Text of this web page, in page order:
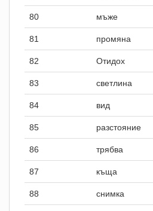
80 мъже
81 промяна
82 Отидох
83 светлина
84 вид
85 разстояние
86 трябва
87 къща
88 снимка